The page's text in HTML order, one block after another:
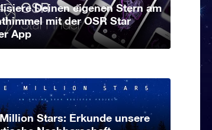
Deinen eigenen Stern am
mit der OSR Star
App
Stars: Erkunde unsere